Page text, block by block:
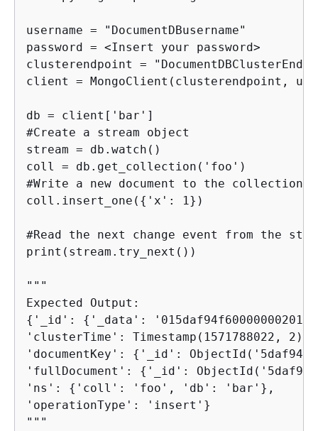
username = "DocumentDBusername"
password = <Insert your password>
clusterendpoint =
client = MongoClient(clusterendpoint,
db = client['bar']
#Create a stream object
stream = db.watch()
coll = db.get_collection('foo')
#Write a new document to the collection
coll.insert_one( { 'x': 1})
#Read the next change event from the
print(stream.try_next())
"""
{ '_id': { '_data':
'clusterTime': Timestamp(1571788022, 2),
'documentKey': { '_id':
'fullDocument': { '_id':
'ns': { 'coll': 'foo', 'db': 'bar'},
'operationType': 'insert'}
"""